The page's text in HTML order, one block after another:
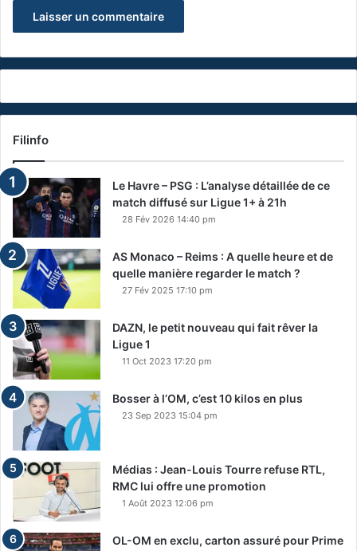
Filinfo
Le Havre – PSG : L’analyse détaillée de ce
match diffusé sur Ligue 1+ à 21h
28 Fév 2026 14:40 pm
AS Monaco – Reims : A quelle heure et de
quelle manière regarder le match ?
27 Fév 2025 17:10 pm
DAZN, le petit nouveau qui fait rêver la
Ligue 1
11 Oct 2023 17:20 pm
Bosser à l’OM, c’est 10 kilos en plus
23 Sep 2023 15:04 pm
Médias : Jean-Louis Tourre refuse RTL,
RMC lui offre une promotion
1 Août 2023 12:06 pm
OL-OM en exclu, carton assuré pour Prime